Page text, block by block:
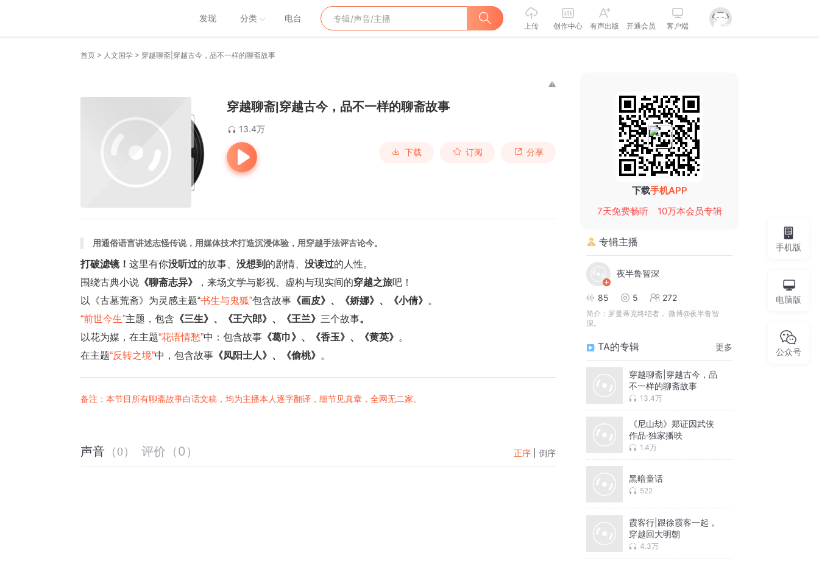
发现 分类 电台
上传 创作中心 有声出版 开通会员 客户端
首页 > 人文国学 > 穿越聊斋|穿越古今，品不一样的聊斋故事
穿越聊斋|穿越古今，品不一样的聊斋故事
13.4万
下载 订阅 分享
用通俗语言讲述志怪传说，用媒体技术打造沉浸体验，用穿越手法评古论今。
打破滤镜！ 这里有你没听过的故事、 没想到 的剧情、 没读过的人性。
围绕古典小说 《聊斋志异》 ，来场文学与影视、虚构与现实间的穿越之旅吧！
以《古墓荒斋》为灵感主题“书生与鬼狐”包含故事 《画皮》、《娇娜》、《小倩》 。
“前世今生”主题，包含 《三生》、《王六郎》、《王兰》 三个故事。
以花为媒，在主题“花语情愁”中：包含故事 《葛巾》、《香玉》、《黄英》 。
在主题“反转之境”中，包含故事 《凤阳士人》、《偷桃》 。
备注：本节目所有聊斋故事白话文稿，均为主播本人逐字翻译，细节见真章，全网无二家。
声音 （0） 评价 （0 ） 正序 倒序
下载手机APP
7天免费畅听
10万本会员专辑
专辑主播
夜半鲁智深
85 5 272
简介： 罗曼蒂克终结者， 微博@夜半鲁智
深。
TA的专辑 更多
穿越聊斋|穿越古今，品
不一样的聊斋故事
13.4万
《尼山劫》郑证因武侠
作品·独家播映
1.4万
黑暗童话
522
霞客行|跟徐霞客一起，
穿越回大明朝
4.3万
手机版
电脑版
公众号